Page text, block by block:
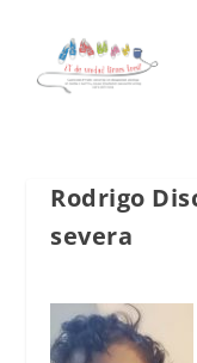
Rodrigo
severa